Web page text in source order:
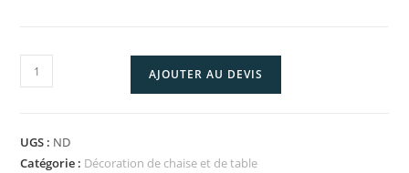
quantité
de
Géant
AJOUTER AU DEVIS
UGS : ND
Catégorie : Décoration de chaise et de table